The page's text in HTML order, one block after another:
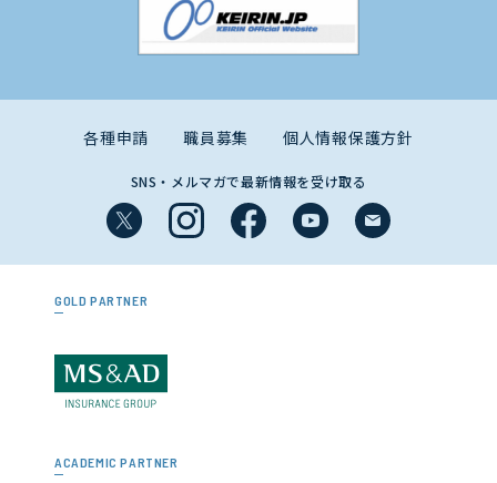
各種申請 職員募集 個人情報保護方針
SNS・メルマガで最新情報を受け取る
GOLD PARTNER
ACADEMIC PARTNER